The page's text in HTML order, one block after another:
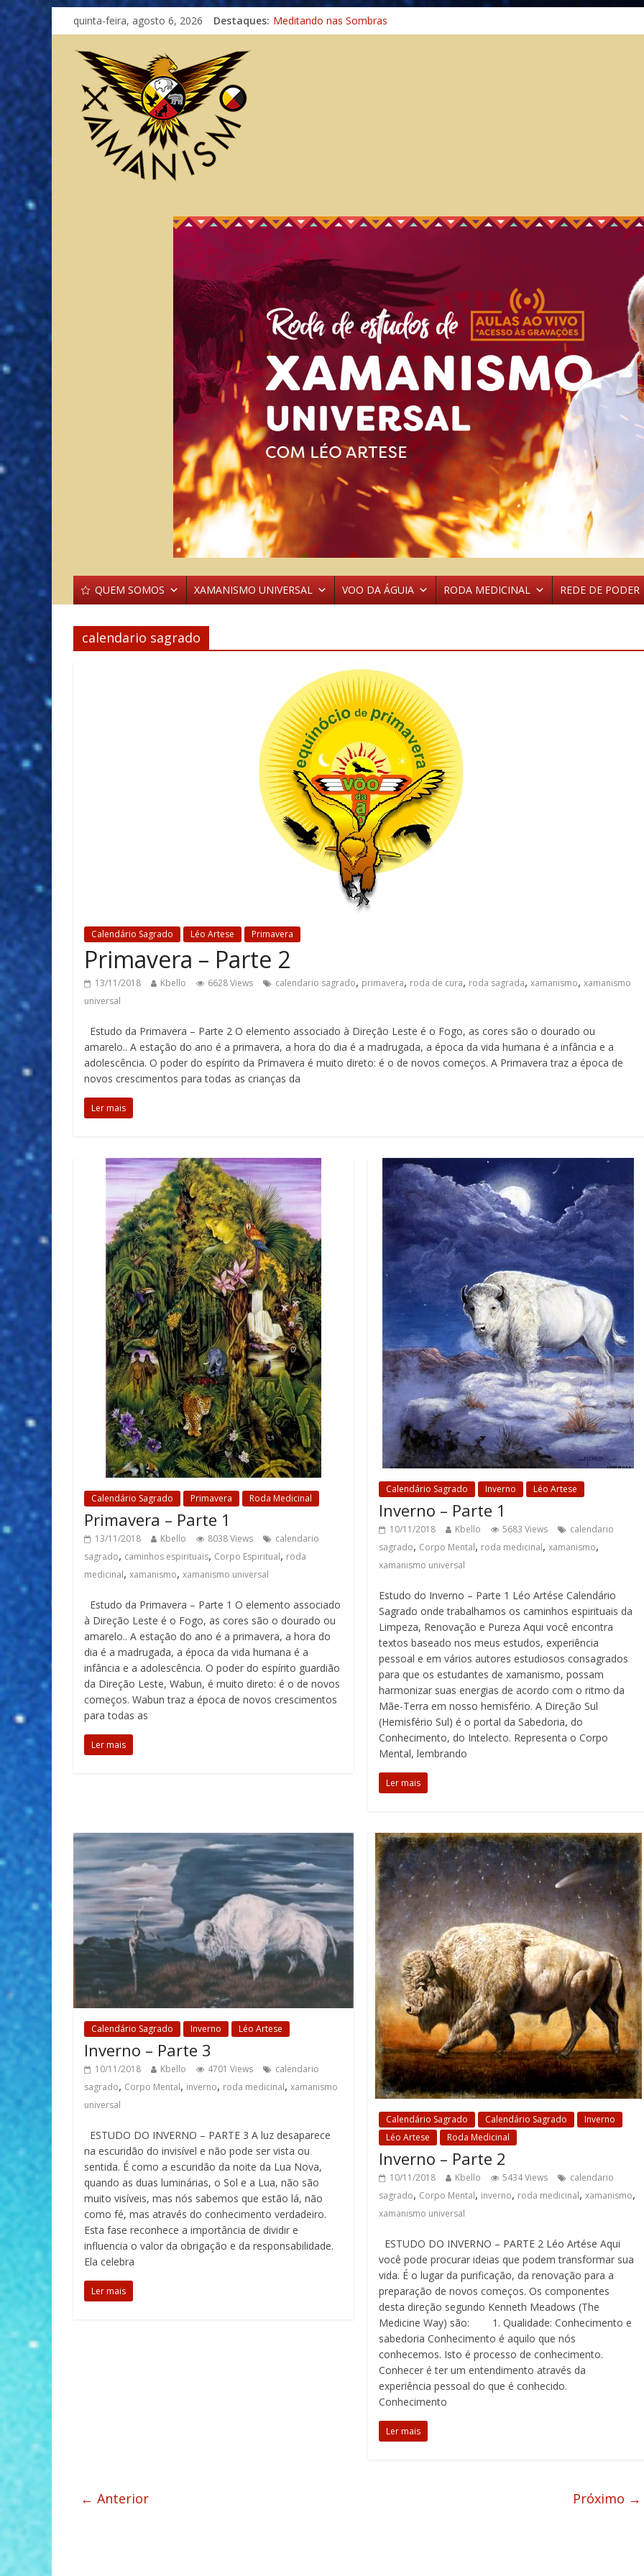
quinta-feira, agosto 6, 2026 Destaques: Imaginação na Cura
Meditando nas Sombras
QUEM SOMOS XAMANISMO UNIVERSAL VOO DA ÁGUIA RODA MEDICINAL REDE DE PODER
calendario sagrado
Calendário Sagrado Léo Artese Primavera
Primavera – Parte 2
13/11/2018 Kbello 6628 Views calendario sagrado, primavera, roda de cura, roda sagrada, xamanismo, xamanismo
universal
Estudo da Primavera – Parte 2 O elemento associado à Direção Leste é o Fogo, as cores são o dourado ou
amarelo.. A estação do ano é a primavera, a hora do dia é a madrugada, a época da vida humana é a infância e a
adolescência. O poder do espírito da Primavera é muito direto: é o de novos começos. A Primavera traz a época de
novos crescimentos para todas as crianças da
Ler mais
Calendário Sagrado Primavera Roda Medicinal
Primavera – Parte 1
13/11/2018 Kbello 8038 Views
calendario
sagrado, caminhos espirituais, Corpo Espiritual, roda
medicinal, xamanismo, xamanismo universal
Estudo da Primavera – Parte 1 O elemento associado
à Direção Leste é o Fogo, as cores são o dourado ou
amarelo.. A estação do ano é a primavera, a hora do
dia é a madrugada, a época da vida humana é a
infância e a adolescência. O poder do espírito guardião
da Direção Leste, Wabun, é muito direto: é o de novos
começos. Wabun traz a época de novos crescimentos
para todas as
Ler mais
Calendário Sagrado Inverno Léo Artese
Inverno – Parte 1
10/11/2018 Kbello 5683 Views
calendario
sagrado, Corpo Mental, roda medicinal,xamanismo,
xamanismo universal
Estudo do Inverno – Parte 1 Léo Artése Calendário
Sagrado onde trabalhamos os caminhos espirituais da
Limpeza, Renovação e Pureza Aqui você encontra
textos baseado nos meus estudos, experiência
pessoal e em vários autores estudiosos consagrados
para que os estudantes de xamanismo, possam
harmonizar suas energias de acordo com o ritmo da
Mãe-Terra em nosso hemisfério. A Direção Sul
(Hemisfério Sul) é o portal da Sabedoria, do
Conhecimento, do Intelecto. Representa o Corpo
Mental, lembrando
Ler mais
Calendário Sagrado Inverno Léo Artese
Inverno – Parte 3
10/11/2018 Kbello 4701 Views
calendario
sagrado, Corpo Mental, inverno, roda medicinal, xamanismo
universal
ESTUDO DO INVERNO – PARTE 3 A luz desaparece
na escuridão do invisível e não pode ser vista ou
sentida. É como a escuridão da noite da Lua Nova,
quando as duas luminárias, o Sol e a Lua, não são
muito visíveis, mas nós sabemos que estão lá, não
como fé, mas através do conhecimento verdadeiro.
Esta fase reconhece a importância de dividir e
influencia o valor da obrigação e da responsabilidade.
Ela celebra
Ler mais
Calendário Sagrado Calendário Sagrado
Inverno
Léo Artese
Roda Medicinal
Inverno – Parte 2
10/11/2018 Kbello 5434 Views
calendario
sagrado, Corpo Mental, inverno, roda medicinal,xamanismo,
xamanismo universal
ESTUDO DO INVERNO – PARTE 2 Léo Artése Aqui
você pode procurar ideias que podem transformar sua
vida. É o lugar da purificação, da renovação para a
preparação de novos começos. Os componentes
desta direção segundo Kenneth Meadows (The
Medicine Way) são: 1. Qualidade: Conhecimento e
sabedoria Conhecimento é aquilo que nós
conhecemos. Isto é processo de conhecimento.
Conhecer é ter um entendimento através da
experiência pessoal do que é conhecido.
Conhecimento
Ler mais
← Anterior Próximo →